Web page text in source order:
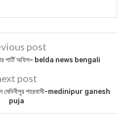
post
পার্টি অফিস- belda news bengali
post
মেদিনীপুর শহরবাসী-medinipur ganesh
puja